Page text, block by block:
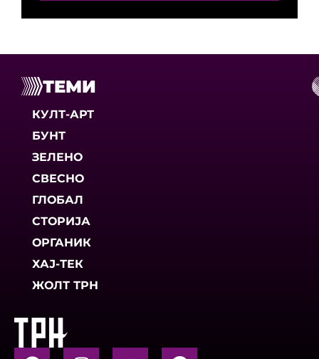
ТЕМИ
КУЛТ-АРТ
БУНТ
ЗЕЛЕНО
СВЕСНО
ГЛОБАЛ
СТОРИЈА
ОРГАНИК
ХАЈ-ТЕК
ЖОЛТ ТРН